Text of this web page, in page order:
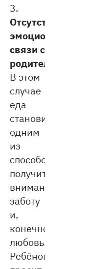
3.
Отсутствие
эмоциональной
связи с
родителями.
В этом
случае
еда
становится
одним
из
способов
получить
внимание,
заботу
и,
конечно,
любовь.
Ребёнок